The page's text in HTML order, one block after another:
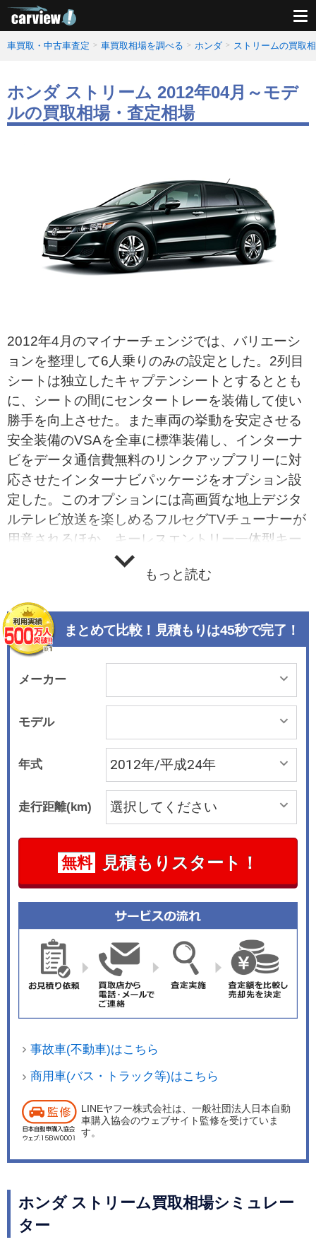
車買取・中古車査定 車買取相場を調べる ホンダ ストリームの買取
ホンダ ストリーム 2012年04月～モデ
ルの買取相場・査定相場
2012年4月のマイナーチェンジでは、バリエーシ
ョンを整理して6人乗りのみの設定とした。2列目
シートは独立したキャプテンシートとするととも
に、シートの間にセンタートレーを装備して使い
勝手を向上させた。また車両の挙動を安定させる
安全装備のVSAを全車に標準装備し、インターナ
ビをデータ通信費無料のリンクアップフリーに対
応させたインターナビパッケージをオプション設
定した。このオプションには高画質な地上デジタ
ルテレビ放送を楽しめるフルセグTVチューナーが
用意されるほか、キーレスエントリー一体型キー
もセットされている。搭載エンジンは1.8Lと2.0L
のi-VTECで、それぞれにRSZとRSZ Sパッケージ
D車が設定される。2.0LのFF車にCVTが組み合わ
され、ほかのグレードには5速ATが組み合わされ
る。
もっと読む
まとめて比較！見積もりは45秒で完了！
メーカー
モデル
年式
走行距離(km)
無料 見積もりスタート！
事故車(不動車)はこちら
商用車(バス・トラック等)はこちら
LINEヤフー株式会社は、一般社団法人日本自動
車購入協会のウェブサイト監修を受けていま
す。
ホンダ ストリーム買取相場シミュレー
ター